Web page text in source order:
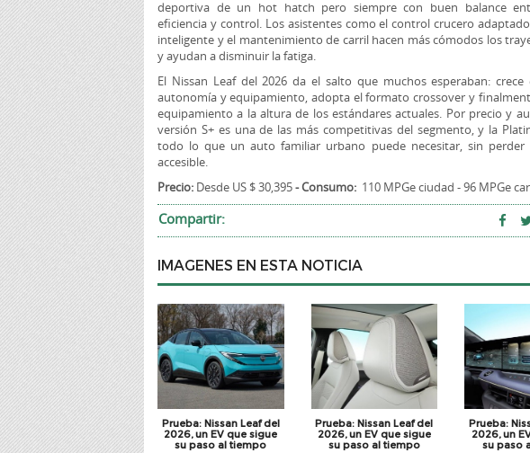
deportiva de un hot hatch pero siempre con buen balance
eficiencia y control. Los asistentes como el control crucero
inteligente y el mantenimiento de carril hacen más cómodos los
y ayudan a disminuir la fatiga.
El Nissan Leaf del 2026 da el salto que muchos esperaban: crece
autonomía y equipamiento, adopta el formato crossover y
equipamiento a la altura de los estándares actuales. Por precio y
versión S+ es una de las más competitivas del segmento, y la
todo lo que un auto familiar urbano puede necesitar, sin perder
accesible.
Precio: Desde US $ 30,395- Consumo: 110 MPGe ciudad - 96 MPGe
Compartir:
IMAGENES EN ESTA NOTICIA
Prueba: Nissan Leaf del
2026, un EV que sigue
su paso al tiempo
Prueba: Nissan Leaf del
2026, un EV que sigue
su paso al tiempo
Prueba:
2026, un
su paso